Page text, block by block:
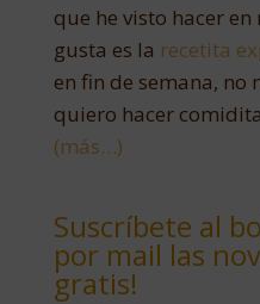
que he visto hacer
gusta es la recetita
en fin de semana, no
quiero hacer
(más…)
Suscríbete al
por mail las
gratis!